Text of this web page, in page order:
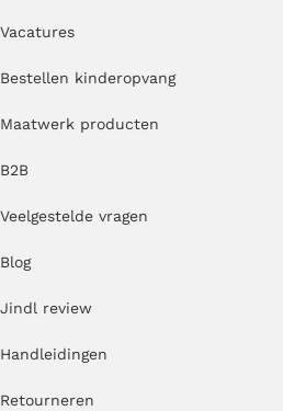
Vacatures
Bestellen kinderopvang
Maatwerk producten
B2B
Veelgestelde vragen
Blog
Jindl review
Handleidingen
Retourneren